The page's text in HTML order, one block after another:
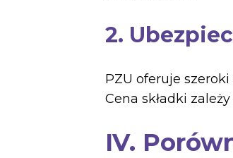
2.
PZU oferuje
Cena składki
IV.